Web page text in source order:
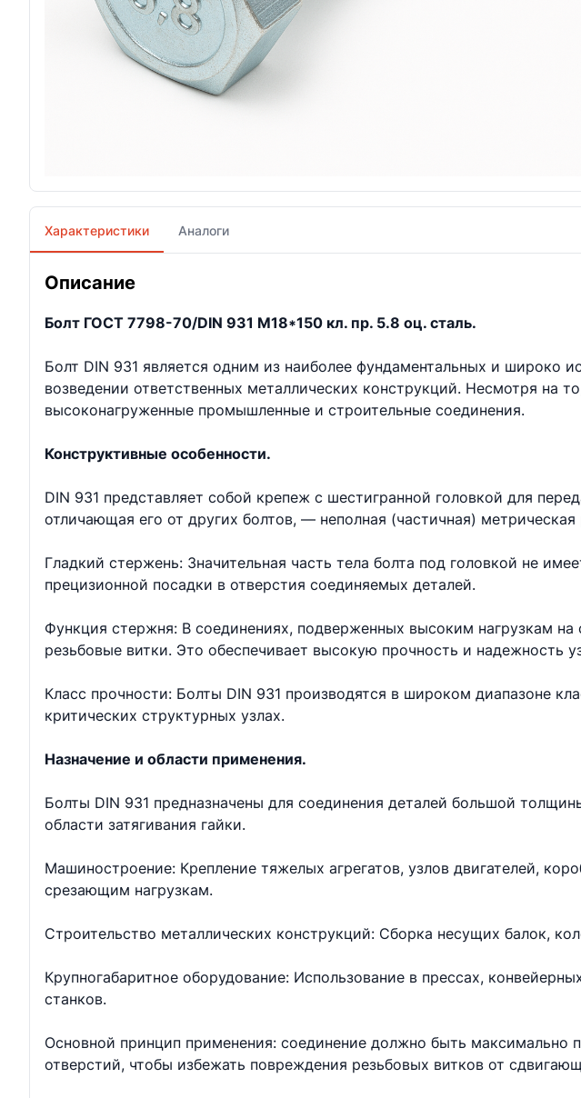
Характеристики Аналоги
Описание
Болт ГОСТ 7798-70/DIN 931 М18*150 кл. пр. 5.8 оц. сталь.
Болт DIN 931 является одним из наиболее фундаментальных и широко
возведении ответственных металлических конструкций. Несмотря на
высоконагруженные промышленные и строительные соединения.
Конструктивные особенности.
DIN 931 представляет собой крепеж с шестигранной головкой для
отличающая его от других болтов, — неполная (частичная) метрическая
Гладкий стержень: Значительная часть тела болта под головкой не
прецизионной посадки в отверстия соединяемых деталей.
Функция стержня: В соединениях, подверженных высоким нагрузкам на
резьбовые витки. Это обеспечивает высокую прочность и надежность
Класс прочности: Болты DIN 931 производятся в широком диапазоне
критических структурных узлах.
Назначение и области применения.
Болты DIN 931 предназначены для соединения деталей большой
области затягивания гайки.
Машиностроение: Крепление тяжелых агрегатов, узлов двигателей,
срезающим нагрузкам.
Строительство металлических конструкций: Сборка несущих балок,
Крупногабаритное оборудование: Использование в прессах,
станков.
Основной принцип применения: соединение должно быть максимально
отверстий, чтобы избежать повреждения резьбовых витков от